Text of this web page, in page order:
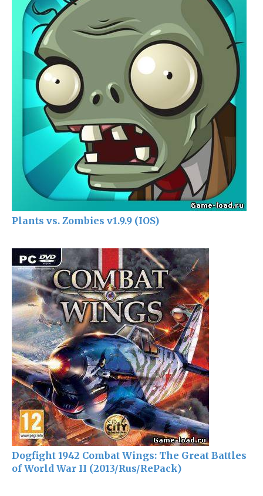
Plants vs. Zombies v1.9.9 (IOS)
Dogfight 1942 Combat Wings: The Great Battles
of World War II (2013/Rus/RePack)